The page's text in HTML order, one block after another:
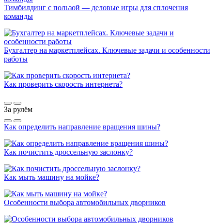
Тимбилдинг с пользой — деловые игры для сплочения
команды
Бухгалтер на маркетплейсах. Ключевые задачи и особенности
работы
Как проверить скорость интернета?
За рулём
Как определить направление вращения шины?
Как почистить дроссельную заслонку?
Как мыть машину на мойке?
Особенности выбора автомобильных дворников